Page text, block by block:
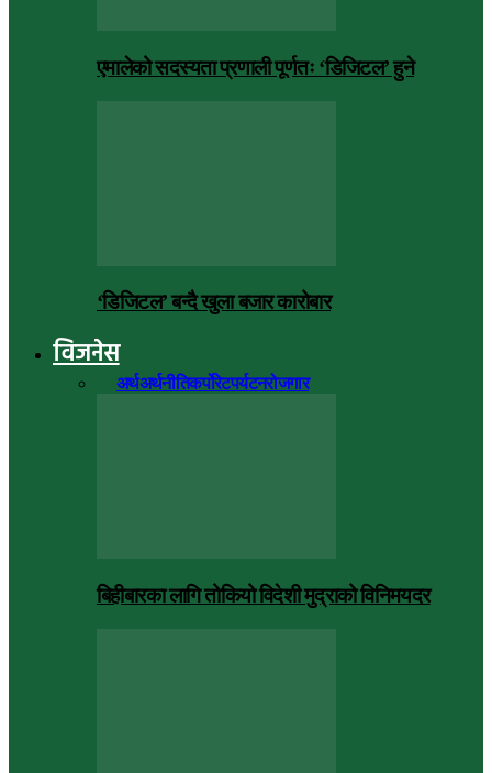
एमालेको सदस्यता प्रणाली पूर्णतः ‘डिजिटल’ हुने
‘डिजिटल’ बन्दै खुला बजार कारोबार
विजनेस
अर्थअर्थनीतिकर्पोरेटपर्यटनरोजगार
बिहीबारका लागि तोकियो विदेशी मुद्राको विनिमयदर